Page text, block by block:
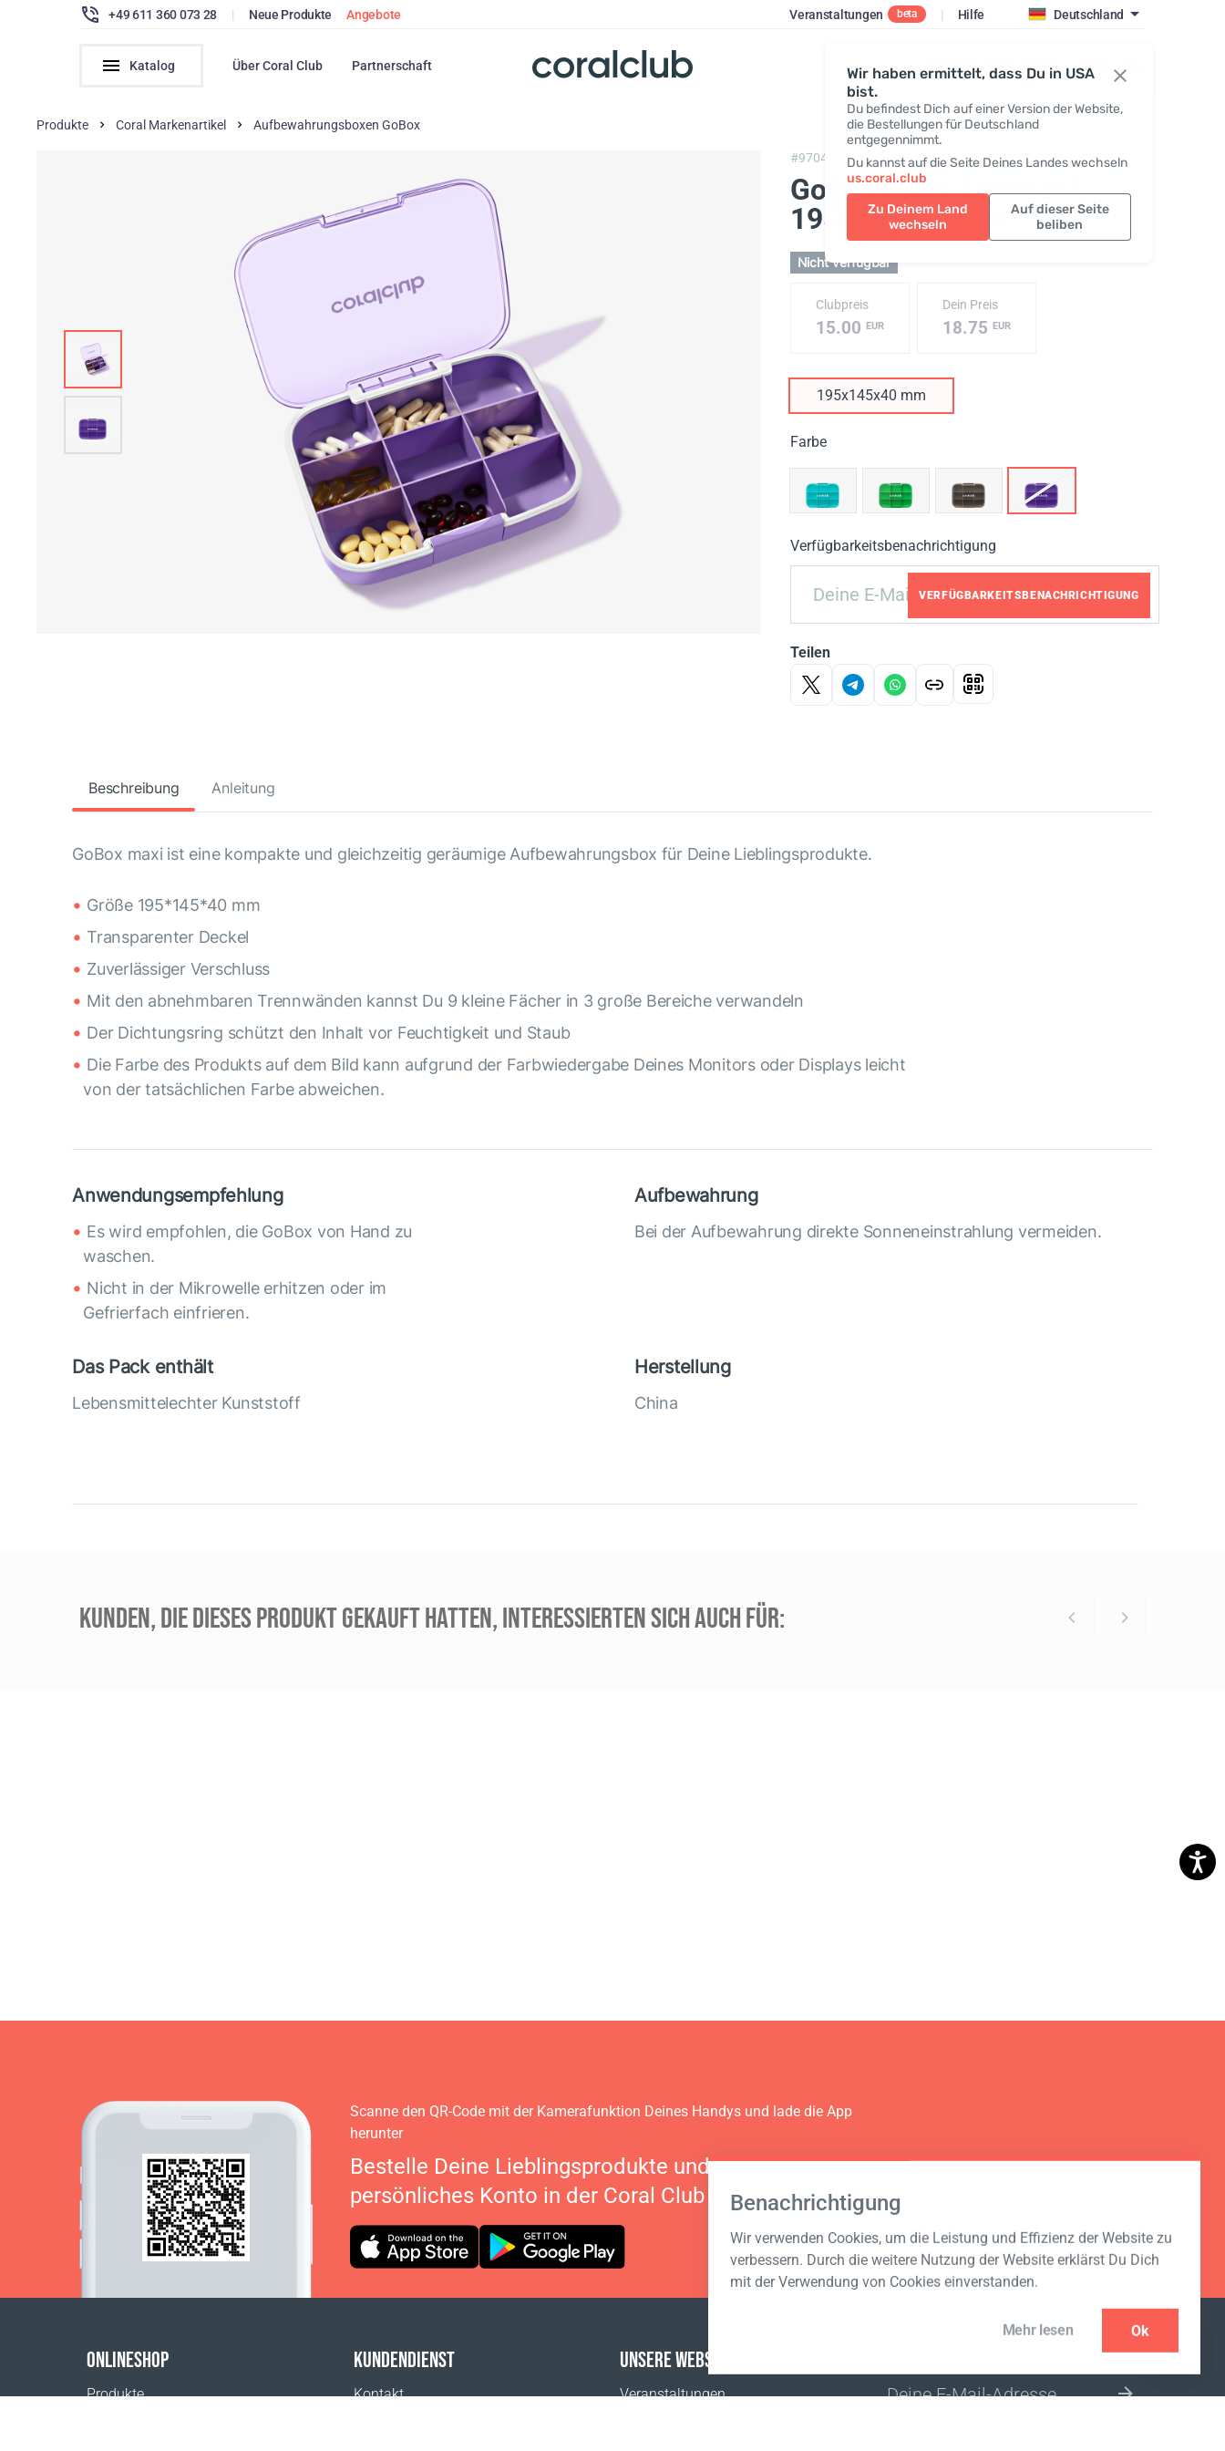
Wir haben ermittelt, dass Du in USA
bist.
Du befindest Dich auf einer Version der Website,
die Bestellungen für Deutschland
entgegennimmt.
Du kannst auf die Seite Deines Landes wechseln
us.coral.club
Zu Deinem Land
wechseln
Auf dieser Seite
beliben
+49 611 360 073 28 | Neue Produkte Angebote Veranstaltungen beta | Hilfe Deutschland
Katalog Über Coral Club Partnerschaft Einloggen / Registrieren
Produkte Coral Markenartikel Aufbewahrungsboxen GoBox
#97043, GoBox maxi
GoBox maxi, Lavendel,
195x145x40 mm
Nicht verfügbar
Clubpreis
15.00 EUR
Dein Preis
18.75 EUR
195x145x40 mm
Farbe
Verfügbarkeitsbenachrichtigung
VERFÜGBARKEITSBENACHRICHTIGUNG
Teilen
Beschreibung Anleitung
GoBox maxi ist eine kompakte und gleichzeitig geräumige Aufbewahrungsbox für Deine Lieblingsprodukte.
Größe 195*145*40 mm
Transparenter Deckel
Zuverlässiger Verschluss
Mit den abnehmbaren Trennwänden kannst Du 9 kleine Fächer in 3 große Bereiche verwandeln
Der Dichtungsring schützt den Inhalt vor Feuchtigkeit und Staub
Die Farbe des Produkts auf dem Bild kann aufgrund der Farbwiedergabe Deines Monitors oder Displays leicht
von der tatsächlichen Farbe abweichen.
Anwendungsempfehlung
Es wird empfohlen, die GoBox von Hand zu
waschen.
Nicht in der Mikrowelle erhitzen oder im
Gefrierfach einfrieren.
Aufbewahrung
Bei der Aufbewahrung direkte Sonneneinstrahlung vermeiden.
Das Pack enthält
Lebensmittelechter Kunststoff
Herstellung
China
KUNDEN, DIE DIESES PRODUKT GEKAUFT HATTEN, INTERESSIERTEN SICH AUCH FÜR:
Benachrichtigung
Wir verwenden Cookies, um die Leistung und Effizienz der Website zu
verbessern. Durch die weitere Nutzung der Website erklärst Du Dich
mit der Verwendung von Cookies einverstanden.
Mehr lesen Ok
Scanne den QR-Code mit der Kamerafunktion Deines Handys und lade die App
herunter
Bestelle Deine Lieblingsprodukte und verwalte Dein
persönliches Konto in der Coral Club App
ONLINESHOP
Produkte
KUNDENDIENST
Kontakt
UNSERE WEBSITES
Veranstaltungen